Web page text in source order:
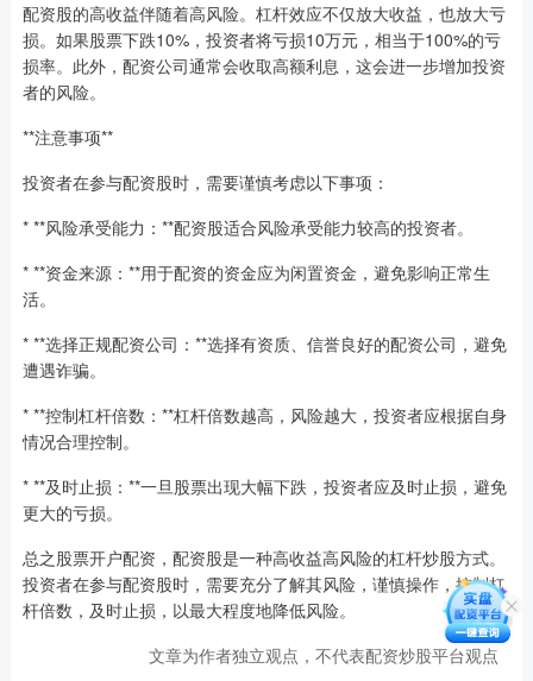
配资股的高收益伴随着高风险。杠杆效应不仅放大收益，也放大亏
损。如果股票下跌10%，投资者将亏损10万元，相当于100%的亏
损率。此外，配资公司通常会收取高额利息，这会进一步增加投资
者的风险。
**注意事项**
投资者在参与配资股时，需要谨慎考虑以下事项：
* **风险承受能力：**配资股适合风险承受能力较高的投资者。
* **资金来源：**用于配资的资金应为闲置资金，避免影响正常生
活。
* **选择正规配资公司：**选择有资质、信誉良好的配资公司，避免
遭遇诈骗。
* **控制杠杆倍数：**杠杆倍数越高，风险越大，投资者应根据自身
情况合理控制。
* **及时止损：**一旦股票出现大幅下跌，投资者应及时止损，避免
更大的亏损。
总之股票开户配资，配资股是一种高收益高风险的杠杆炒股方式。
投资者在参与配资股时，需要充分了解其风险，谨慎操作，控制杠
杆倍数，及时止损，以最大程度地降低风险。
文章为作者独立观点，不代表配资炒股平台观点